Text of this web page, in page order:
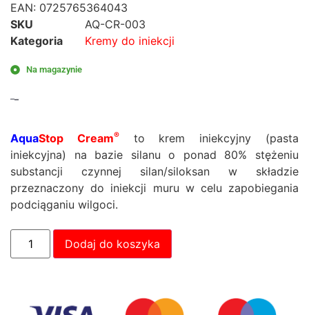
EAN: 0725765364043
SKU
AQ-CR-003
Kategoria
Kremy do iniekcji
Na magazynie
AquaStop Cream®to krem iniekcyjny (pasta
iniekcyjna) na bazie silanu o ponad 80% stężeniu
substancji czynnej silan/siloksan w składzie
przeznaczony do iniekcji muru w celu zapobiegania
podciąganiu wilgoci.
Dodaj do koszyka